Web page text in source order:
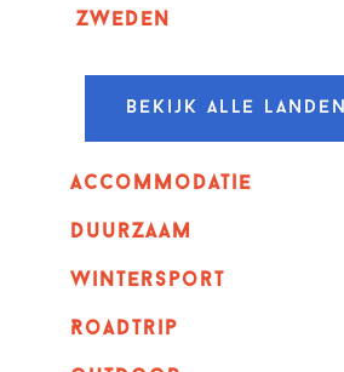
zweden
Bekijk alle landen
Accommodatie
Duurzaam
wintersport
Roadtrip